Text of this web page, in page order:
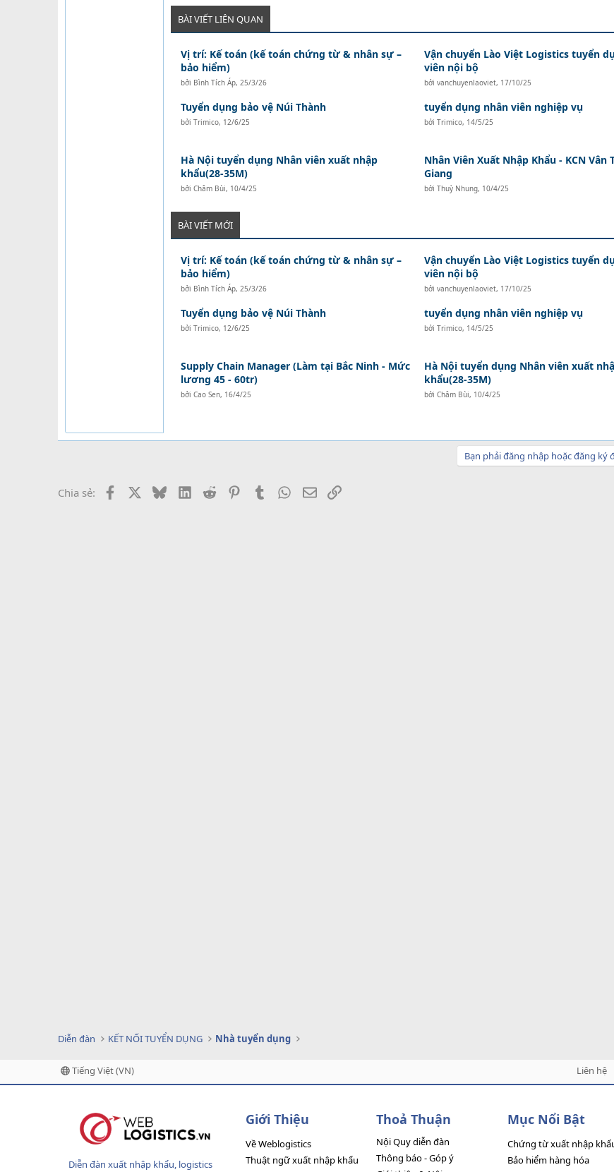
BÀI VIẾT LIÊN QUAN
Vị trí: Kế toán (kế toán chứng từ & nhân sự –
bảo hiểm)
bởi Bình Tích Áp, 25/3/26
Vận chuyển Lào Việt Logistics tuyển
viên nội bộ
bởi vanchuyenlaoviet, 17/10/25
Tuyển dụng bảo vệ Núi Thành
bởi Trimico, 12/6/25
tuyển dụng nhân viên nghiệp vụ
bởi Trimico, 14/5/25
Hà Nội tuyển dụng Nhân viên xuất nhập
khẩu(28-35M)
bởi Châm Bùi, 10/4/25
Nhân Viên Xuất Nhập Khẩu - KCN Vân
Giang
bởi Thuỳ Nhung, 10/4/25
BÀI VIẾT MỚI
Vị trí: Kế toán (kế toán chứng từ & nhân sự –
bảo hiểm)
bởi Bình Tích Áp, 25/3/26
Vận chuyển Lào Việt Logistics tuyển
viên nội bộ
bởi vanchuyenlaoviet, 17/10/25
Tuyển dụng bảo vệ Núi Thành
bởi Trimico, 12/6/25
tuyển dụng nhân viên nghiệp vụ
bởi Trimico, 14/5/25
Supply Chain Manager (Làm tại Bắc Ninh - Mức
lương 45 - 60tr)
bởi Cao Sen, 16/4/25
Hà Nội tuyển dụng Nhân viên xuất
khẩu(28-35M)
bởi Châm Bùi, 10/4/25
Bạn phải đăng nhập hoặc đăng ký
Chia sẻ: Facebook BlueskyLinkedIn
Reddit PinterestTumblr WhatsApp
EmailLink
Diễn đàn KẾT NỐI TUYỂN DỤNG Nhà tuyển dụng
Tiếng Việt (VN) Liên hệ
Diễn đàn xuất nhập khẩu, logistics
Giới Thiệu
Về Weblogistics
Thuật ngữ xuất nhập khẩu
Thoả Thuận
Nội Quy diễn đàn
Thông báo - Góp ý
Mục Nổi Bật
Chứng từ xuất nhập
Bảo hiểm hàng hóa